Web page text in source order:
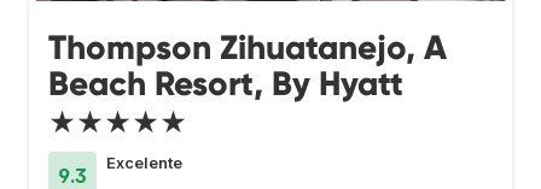
Thompson Zihuatanejo, A
Beach Resort, By Hyatt
★★★★★
9.3
Excelente